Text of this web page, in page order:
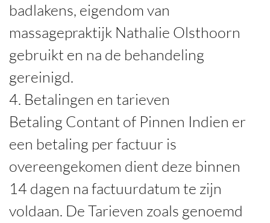
badlakens, eigendom van
massagepraktijk Nathalie Olsthoorn
gebruikt en na de behandeling
gereinigd.
4. Betalingen en tarieven
Betaling Contant of Pinnen Indien er
een betaling per factuur is
overeengekomen dient deze binnen
14 dagen na factuurdatum te zijn
voldaan. De Tarieven zoals genoemd